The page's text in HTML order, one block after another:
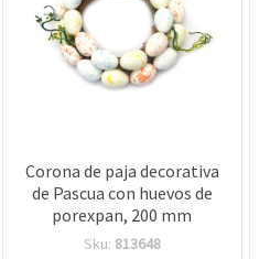
Corona de paja decorativa
de Pascua con huevos de
porexpan, 200 mm
Sku: 813648